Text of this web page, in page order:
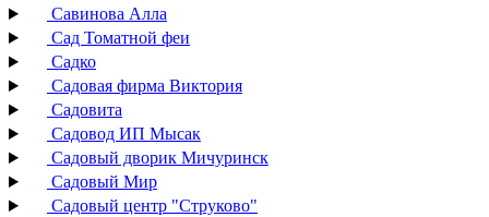
Савинова Алла
Сад Томатной феи
Садко
Садовая фирма Виктория
Садовита
Садовод ИП Мысак
Садовый дворик Мичуринск
Садовый Мир
Садовый центр "Струково"